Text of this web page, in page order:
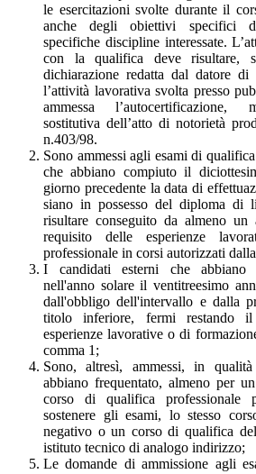
le esercitazioni svolte durante il
anche degli obiettivi specifici
specifiche discipline interessate.
con la qualifica deve risultare,
dichiarazione redatta dal datore di
l’attività lavorativa svolta presso
ammessa l’autocertificazione,
sostitutiva dell’atto di notorietà
n.403/98.
Sono ammessi agli esami di
che abbiano compiuto il
giorno precedente la data di
siano in possesso del diploma di
risultare conseguito da almeno
requisito delle esperienze
professionale in corsi autorizzati
I candidati esterni che abbiano
nell'anno solare il ventitreesimo
dall'obbligo dell'intervallo e dalla
titolo inferiore, fermi restando
esperienze lavorative o di
comma 1;
Sono, altresì, ammessi, in
abbiano frequentato, almeno per
corso di qualifica professionale
sostenere gli esami, lo stesso
negativo o un corso di qualifica
istituto tecnico di analogo indirizzo;
Le domande di ammissione agli